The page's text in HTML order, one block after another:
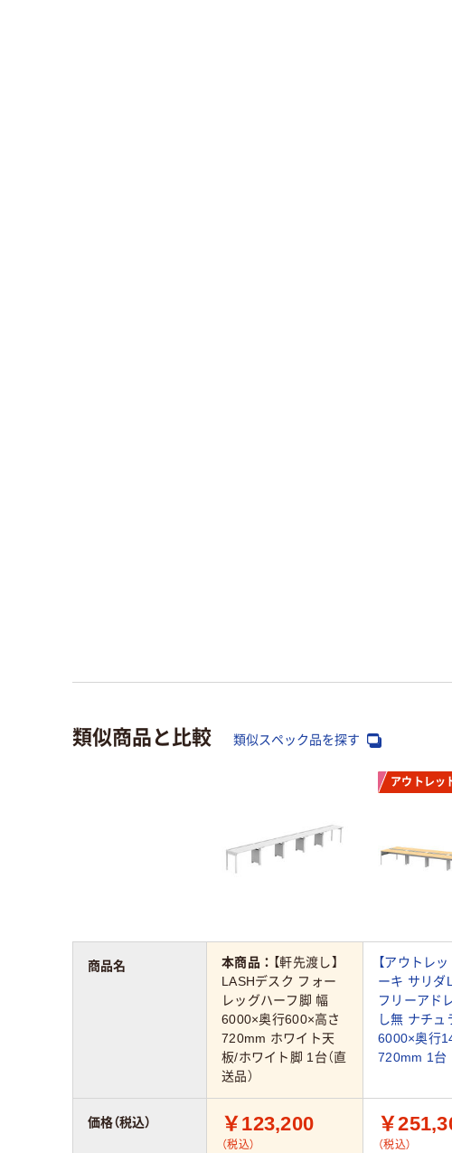
類似商品と比較 類似スペック品を探す
アウトレッ
本商品： 【軒先渡し】
LASHデスク フォー
レッグハーフ脚 幅
6000×奥行600×高さ
720mm ホワイト天
板/ホワイト脚 1台（直
送品）
【アウトレッ
ーキ サリダ
フリーアド
し無 ナチュ
6000×奥行
720mm 1台
￥123,200
（税込）
￥
（税込）
商品名
価格（税込）